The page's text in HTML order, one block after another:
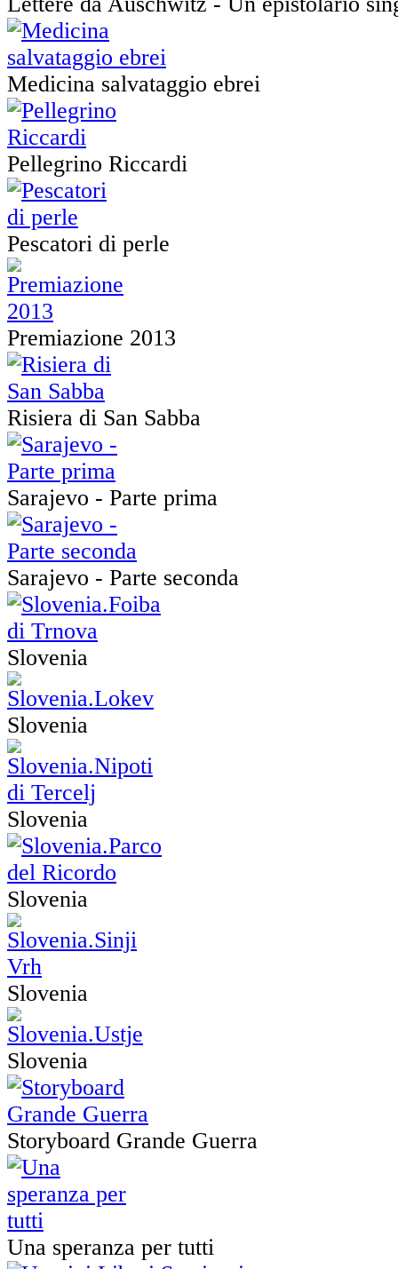
Medicina salvataggio ebrei
Pellegrino Riccardi
Pescatori di perle
Premiazione 2013
Risiera di San Sabba
Sarajevo - Parte prima
Sarajevo - Parte seconda
Slovenia
Slovenia
Slovenia
Slovenia
Slovenia
Slovenia
Storyboard Grande Guerra
Una speranza per tutti